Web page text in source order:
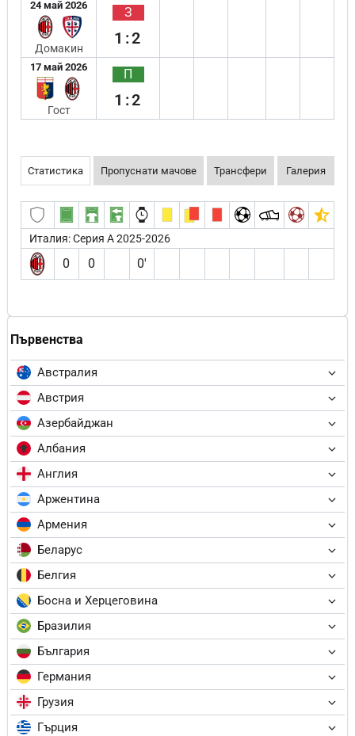
Първенства
Австралия
Австрия
Азербайджан
Албания
Англия
Аржентина
Армения
Беларус
Белгия
Босна и Херцеговина
Бразилия
България
Германия
Грузия
Гърция
24 май 2026
Домакин
З
1:2
17 май 2026
Гост
П
1:2
Статистика Пропуснати мачове Трансфери Галерия
Италия: Серия А 2025-2026
0 0 0′